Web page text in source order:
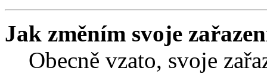
Jak změním svoje
Obecně vzato, svoje